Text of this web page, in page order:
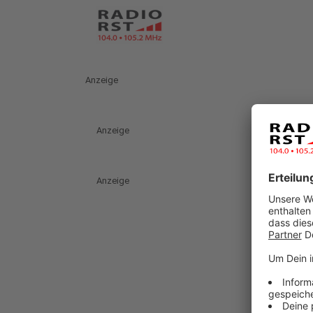
Anzeige
Anzeige
Anzeige